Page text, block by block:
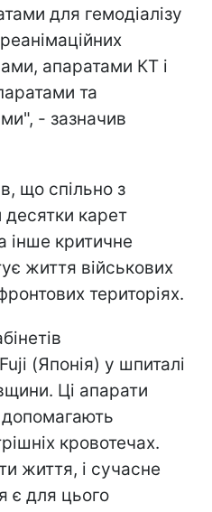
для гемодіалізу
апаратами КТ і
та
- зазначив
що спільно з
карет
інше критичне
життя військових
територіях.
(Японія) у шпиталі
Ці апарати
допомагають
кровотечах.
життя, і сучасне
є для цього